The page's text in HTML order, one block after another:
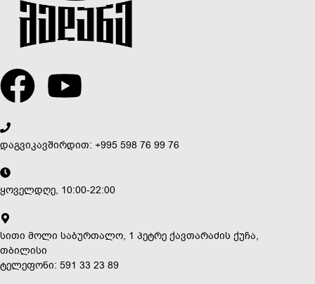
დაგვიკავშირდით: +995 598 76 99 76
ყოველდღე, 10:00-22:00
სითი მოლი საბურთალო, 1 პეტრე ქავთარაძის ქუჩა,
თბილისი
ტელეფონი: 591 33 23 89